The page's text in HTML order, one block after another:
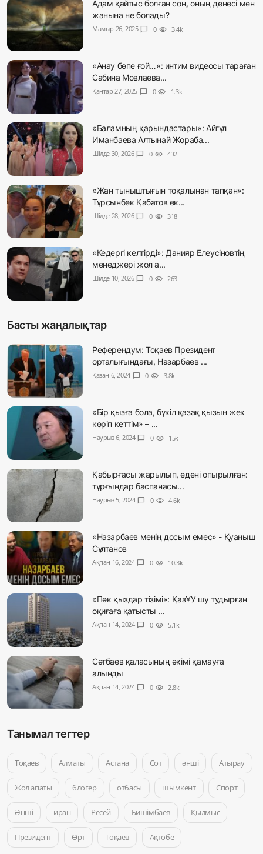
Адам қайтыс болған соң, оның денесі мен
жанына не болады?
Мамыр 26, 2025 chat_bubble 0 visibility 3.4k
«Анау бөпе ғой…»: интим видеосы тараған
Сабина Мовлаева...
Қаңтар 27, 2025 chat_bubble 0 visibility 1.3k
«Баламның қарындастары»: Айгүл
Иманбаева Алтынай Жораба...
Шілде 30, 2026 chat_bubble 0 visibility 432
«Жан тыныштығын тоқалынан тапқан»:
Тұрсынбек Қабатов ек...
Шілде 28, 2026 chat_bubble 0 visibility 318
«Кедергі келтірді»: Данияр Елеусіновтің
менеджері жол а...
Шілде 10, 2026 chat_bubble 0 visibility 263
Басты жаңалықтар
Референдум: Тоқаев Президент
орталығындағы, Назарбаев ...
Қазан 6, 2024 chat_bubble 0 visibility 3.8k
«Бір қызға бола, бүкіл қазақ қызын жек
көріп кеттім» – ...
Наурыз 6, 2024 chat_bubble 0 visibility 15k
Қабырғасы жарылып, едені опырылған:
тұрғындар баспанасы...
Наурыз 5, 2024 chat_bubble 0 visibility 4.6k
«Назарбаев менің досым емес» - Қуаныш
Сұлтанов
Ақпан 16, 2024 chat_bubble 0 visibility 10.3k
«Пәк қыздар тізімі»: ҚазҰУ шу тудырған
оқиғаға қатысты ...
Ақпан 14, 2024 chat_bubble 0 visibility 5.1k
Сәтбаев қаласының әкімі қамауға
алынды
Ақпан 14, 2024 chat_bubble 0 visibility 2.8k
Танымал тегтер
Тоқаев Алматы Астана Сот әнші Атырау
Жол апаты блогер отбасы шымкент Спорт
Әнші иран Ресей Бишімбаев Қылмыс
Президент Өрт Тоқаев Ақтөбе